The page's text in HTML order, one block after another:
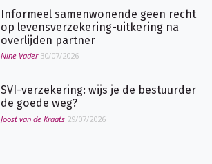
Informeel samenwonende geen recht
op levensverzekering-uitkering na
overlijden partner
Nine Vader 30/07/2026
SVI-verzekering: wijs je de bestuurder
de goede weg?
Joost van de Kraats 29/07/2026